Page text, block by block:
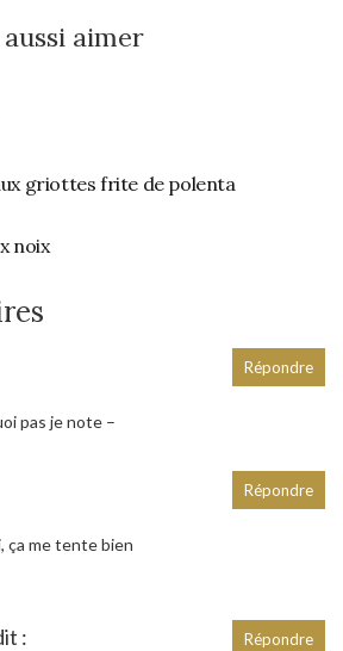
aimer
griottes frite de polenta
noix
pas je note –
Répondre
ça me tente bien
Répondre
: Répondre